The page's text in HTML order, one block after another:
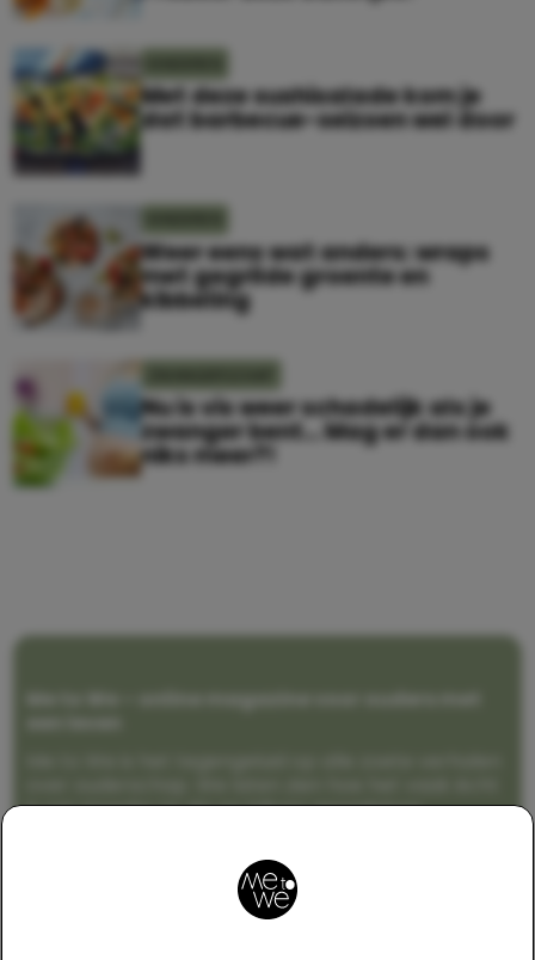
Met deze sushisalade kom je
dat barbecue-seizoen wel door
Weer eens wat anders: wraps
met gegrilde groente en
kibbeling
Nu is vis weer schadelijk als je
zwanger bent… Mag er dan ook
niks meer?!
Me to We – online magazine voor ouders met
is om moeder te zijn en blijven genadeloos
zonder filter. Gewoon, hoe het leven er aan toe
gaat met en naast een (eenouder)gezin. Dus
gegarandeerd een rommelig huis, schuimbekkende
peuters en boze kleuters achter het behang.